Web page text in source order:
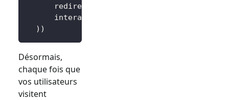
      redirectUri
      interactionMode
) )
Désormais,
chaque fois que
vos utilisateurs
visitent